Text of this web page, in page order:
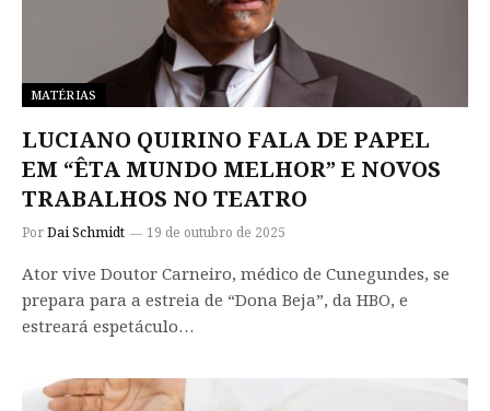
MATÉRIAS
LUCIANO QUIRINO FALA DE PAPEL
EM “ÊTA MUNDO MELHOR” E NOVOS
TRABALHOS NO TEATRO
PorDai Schmidt 19 de outubro de 2025
Ator vive Doutor Carneiro, médico de Cunegundes, se
prepara para a estreia de “Dona Beja”, da HBO, e
estreará espetáculo…